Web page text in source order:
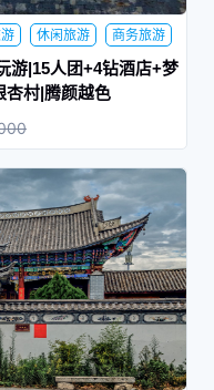
酒店；含昆明-保山动车
+孔雀宴+土锅子+老宅
休闲旅游
商务旅游
夕阳红
游|15人团+4钻酒店+梦
杏村|腾颜越色